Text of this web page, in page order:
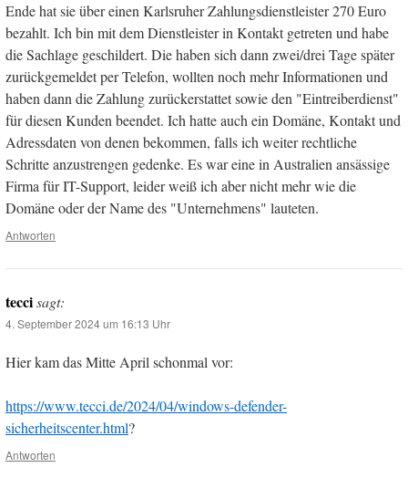
Ende hat sie über einen Karlsruher Zahlungsdienstleister 270 Euro
bezahlt. Ich bin mit dem Dienstleister in Kontakt getreten und habe
die Sachlage geschildert. Die haben sich dann zwei/drei Tage später
zurückgemeldet per Telefon, wollten noch mehr Informationen und
haben dann die Zahlung zurückerstattet sowie den "Eintreiberdienst"
für diesen Kunden beendet. Ich hatte auch ein Domäne, Kontakt und
Adressdaten von denen bekommen, falls ich weiter rechtliche
Schritte anzustrengen gedenke. Es war eine in Australien ansässige
Firma für IT-Support, leider weiß ich aber nicht mehr wie die
Domäne oder der Name des "Unternehmens" lauteten.
Antworten
teccisagt:
4. September 2024 um 16:13 Uhr
Hier kam das Mitte April schonmal vor:
https://www.tecci.de/2024/04/windows-defender-
sicherheitscenter.html?
Antworten